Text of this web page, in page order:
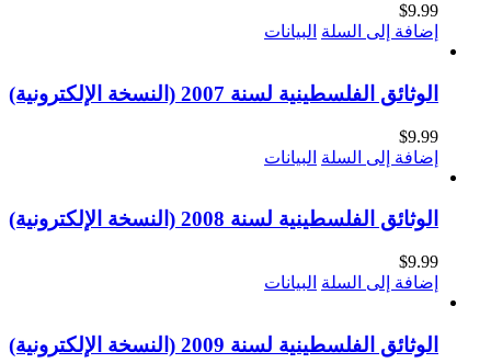
$9.99
إضافة إلى السلة البيانات
الوثائق الفلسطينية لسنة 2007 (النسخة الإلكترونية)
$9.99
إضافة إلى السلة البيانات
الوثائق الفلسطينية لسنة 2008 (النسخة الإلكترونية)
$9.99
إضافة إلى السلة البيانات
الوثائق الفلسطينية لسنة 2009 (النسخة الإلكترونية)